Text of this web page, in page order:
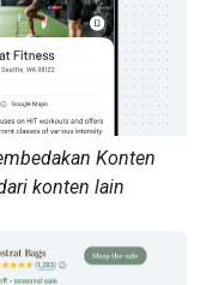
Konten
konten lain